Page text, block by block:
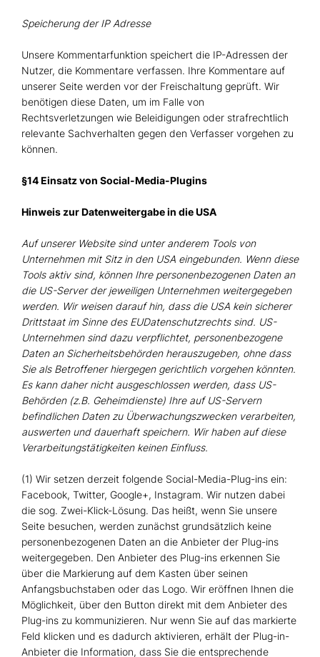
Speicherung der IP Adresse
Unsere Kommentarfunktion speichert die IP-Adressen der
Nutzer, die Kommentare verfassen. Ihre Kommentare auf
unserer Seite werden vor der Freischaltung geprüft. Wir
benötigen diese Daten, um im Falle von
Rechtsverletzungen wie Beleidigungen oder strafrechtlich
relevante Sachverhalten gegen den Verfasser vorgehen zu
können.
§14 Einsatz von Social-Media-Plugins
Hinweis zur Datenweitergabe in die USA
Auf unserer Website sind unter anderem Tools von
Unternehmen mit Sitz in den USA eingebunden. Wenn diese
Tools aktiv sind, können Ihre personenbezogenen Daten an
die US-Server der jeweiligen Unternehmen weitergegeben
werden. Wir weisen darauf hin, dass die USA kein sicherer
Drittstaat im Sinne des EUDatenschutzrechts sind. US-
Unternehmen sind dazu verpflichtet, personenbezogene
Daten an Sicherheitsbehörden herauszugeben, ohne dass
Sie als Betroffener hiergegen gerichtlich vorgehen könnten.
Es kann daher nicht ausgeschlossen werden, dass US-
Behörden (z.B. Geheimdienste) Ihre auf US-Servern
befindlichen Daten zu Überwachungszwecken verarbeiten,
auswerten und dauerhaft speichern. Wir haben auf diese
Verarbeitungstätigkeiten keinen Einfluss.
(1) Wir setzen derzeit folgende Social-Media-Plug-ins ein:
Facebook, Twitter, Google+, Instagram. Wir nutzen dabei
die sog. Zwei-Klick-Lösung. Das heißt, wenn Sie unsere
Seite besuchen, werden zunächst grundsätzlich keine
personenbezogenen Daten an die Anbieter der Plug-ins
weitergegeben. Den Anbieter des Plug-ins erkennen Sie
über die Markierung auf dem Kasten über seinen
Anfangsbuchstaben oder das Logo. Wir eröffnen Ihnen die
Möglichkeit, über den Button direkt mit dem Anbieter des
Plug-ins zu kommunizieren. Nur wenn Sie auf das markierte
Feld klicken und es dadurch aktivieren, erhält der Plug-in-
Anbieter die Information, dass Sie die entsprechende